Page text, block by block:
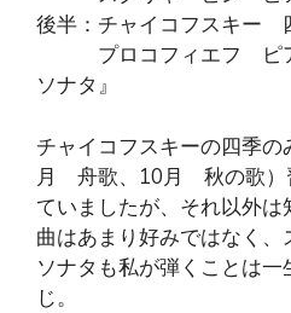
後半：チャイコフスキー
プロコフィエフ ピア
ソナタ』
チャイコフスキーの四季
月 舟歌、10月 秋の歌）
ていましたが、それ以外は
曲はあまり好みではなく
ソナタも私が弾くことは
じ。